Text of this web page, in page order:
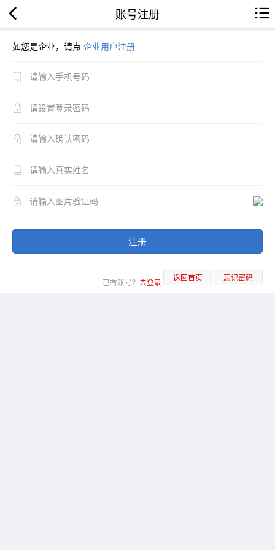
账号注册
如您是企业，请点 企业用户注册
注册
已有账号？ 去登录 返回首页 忘记密码